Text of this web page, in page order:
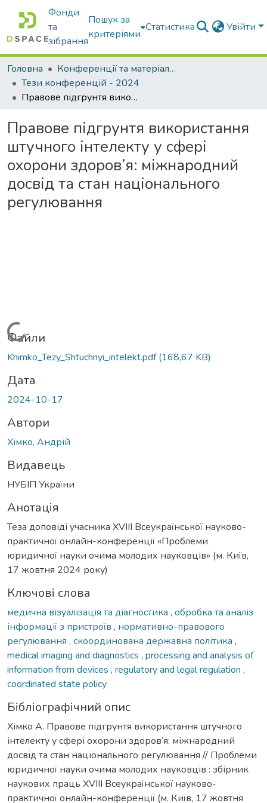
Фонди
та
зібрання
Пошук за
критеріями
Статистика Увійти
Головна
Конференції та матеріали конференцій
Тези конференцій - 2024
Правове підгрунтя використання штучного інтелекту у сфері охорони здоров’я: міжнародний досвід та стан національного регулювання
Правове підгрунтя використання
штучного інтелекту у сфері
охорони здоров’я: міжнародний
досвід та стан національного
регулювання
Вантажиться...
Файли
Khimko_Tezy_Shtuchnyi_intelekt.pdf(168,67 KB)
Дата
2024-10-17
Автори
Хімко, Андрій
Видавець
НУБІП України
Анотація
Теза доповіді учасника XVIII Всеукраїнської науково-
практичної онлайн-конференції «Проблеми
юридичної науки очима молодих науковців» (м. Київ,
17 жовтня 2024 року)
Ключові слова
медична візуалізація та діагностика , обробка та аналіз
інформації з пристроїв , нормативно-правового
регулювання , скоординована державна політика ,
medical imaging and diagnostics , processing and analysis of
information from devices , regulatory and legal regulation ,
coordinated state policy
Бібліографічний опис
Хімко А. Правове підгрунтя використання штучного
інтелекту у сфері охорони здоров’я: міжнародний
досвід та стан національного регулювання // Проблеми
юридичної науки очима молодих науковців : збірник
наукових праць XVIII Всеукраїнської науково-
практичної онлайн-конференції (м. Київ, 17 жовтня